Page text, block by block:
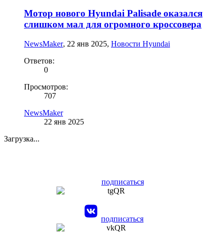
Мотор нового Hyundai Palisade оказался
слишком мал для огромного кроссовера
NewsMaker, 22 янв 2025, Новости Hyundai
Ответов:
0
Просмотров:
707
NewsMaker
22 янв 2025
Загрузка...
подписаться
подписаться